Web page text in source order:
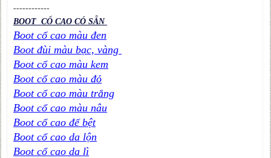
------------
BOOT CỔ CAO CÓ SẴN
Boot cổ cao màu đen
Boot đùi màu bạc, vàng
Boot cổ cao màu kem
Boot cổ cao màu đỏ
Boot cổ cao màu trắng
Boot cổ cao màu nâu
Boot cổ cao đế bệt
Boot cổ cao da lộn
Boot cổ cao da lì